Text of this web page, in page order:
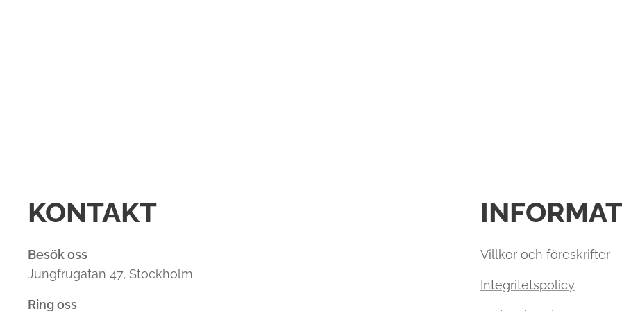
KONTAKT
Besök oss
Jungfrugatan 47, Stockholm
Ring oss
Villkor och föreskrifter
Integritetspolicy